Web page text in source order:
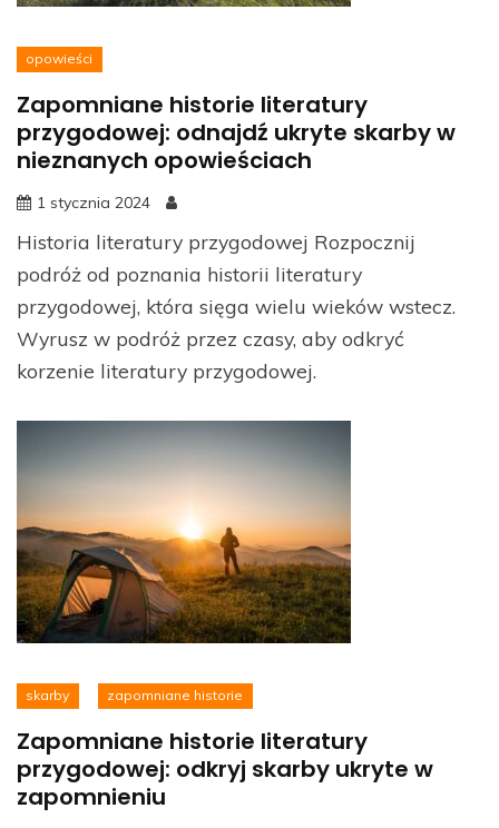
opowieści
Zapomniane historie literatury
przygodowej: odnajdź ukryte skarby w
nieznanych opowieściach
1 stycznia 2024
Historia literatury przygodowej Rozpocznij
podróż od poznania historii literatury
przygodowej, która sięga wielu wieków wstecz.
Wyrusz w podróż przez czasy, aby odkryć
korzenie literatury przygodowej.
skarby zapomniane historie
Zapomniane historie literatury
przygodowej: odkryj skarby ukryte w
zapomnieniu